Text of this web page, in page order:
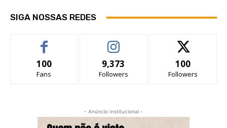
SIGA NOSSAS REDES
100
Fans
9,373
Followers
100
Followers
- Anúncio Institucional -